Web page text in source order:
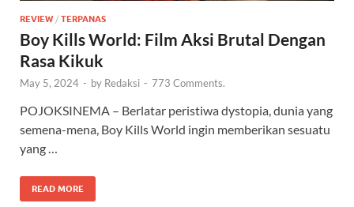
REVIEW / TERPANAS
Boy Kills World: Film Aksi Brutal Dengan
Rasa Kikuk
May 5, 2024 - by Redaksi - 773 Comments.
POJOKSINEMA – Berlatar peristiwa dystopia, dunia yang
semena-mena, Boy Kills World ingin memberikan sesuatu
yang …
READ MORE